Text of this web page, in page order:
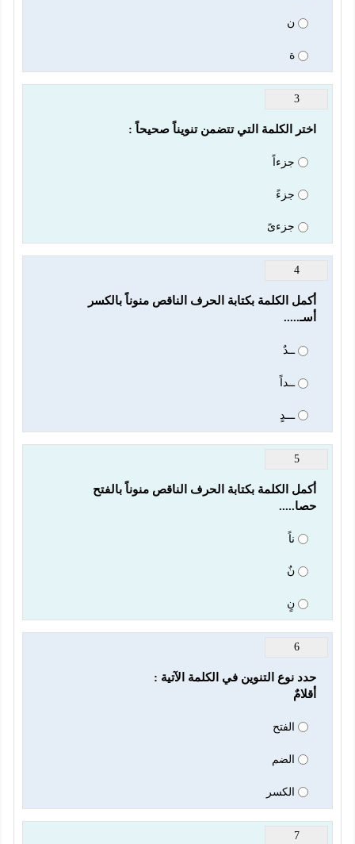
ن
ة
3
اختر الكلمة التي تتضمن تنويناً صحيحاً :
جزءاً
جزءً
جزءىً
4
أسـ.....
ــدٌ
ــداً
ـــدٍ
5
حصا.....
ناً
نٌ
نٍ
6
أقلامٌ
الفتح
الضم
الكسر
7